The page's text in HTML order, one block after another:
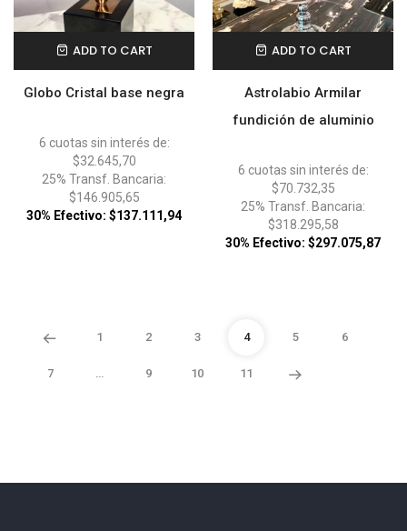
ADD TO CART
Globo Cristal base negra
6 cuotas sin interés de:
$32.645,70
25% Transf. Bancaria:
$146.905,65
30% Efectivo: $137.111,94
ADD TO CART
Astrolabio Armilar
fundición de aluminio
6 cuotas sin interés de:
$70.732,35
25% Transf. Bancaria:
$318.295,58
30% Efectivo: $297.075,87
1 2 3 4 5 6
7 … 9 10 11